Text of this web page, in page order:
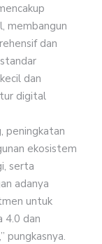
membangun
dan
dan
digital
peningkatan
ekosistem
serta
adanya
untuk
4.0 dan
pungkasnya.